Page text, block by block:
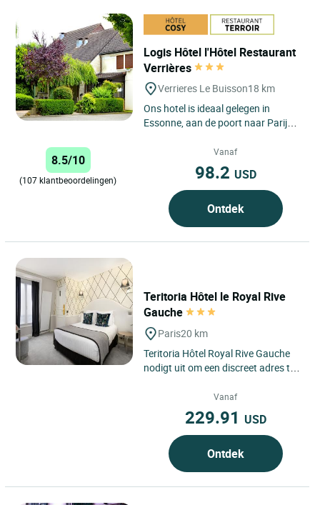
Logis Hôtel l'Hôtel Restaurant
Verrières
Verrieres Le Buisson18 km
Ons hotel is ideaal gelegen in
Essonne, aan de poort naar Parijs
verwelkomt u het hele...
8.5/10
(107 klantbeoordelingen)
Vanaf
98.2 USD
Ontdek
Teritoria Hôtel le Royal Rive
Gauche
Paris20 km
Teritoria Hôtel Royal Rive Gauche
nodigt uit om een discreet adres te
arrondissement van...
Vanaf
229.91 USD
Ontdek